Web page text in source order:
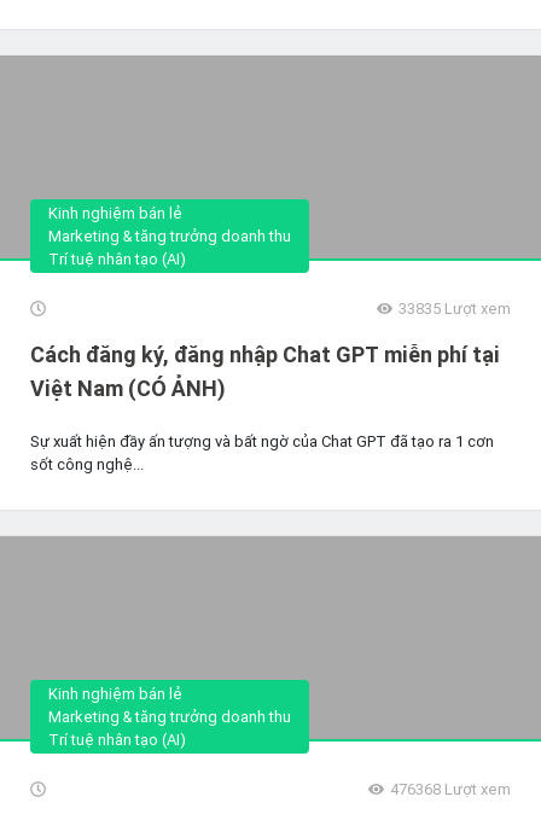
Kinh nghiệm bán lẻ
Marketing & tăng trưởng doanh thu
Trí tuệ nhân tạo (AI)
33835 Lượt xem
Cách đăng ký, đăng nhập Chat GPT miễn phí tại
Việt Nam (CÓ ẢNH)
Sự xuất hiện đầy ấn tượng và bất ngờ của Chat GPT đã tạo ra 1 cơn
sốt công nghệ...
Kinh nghiệm bán lẻ
Marketing & tăng trưởng doanh thu
Trí tuệ nhân tạo (AI)
476368 Lượt xem